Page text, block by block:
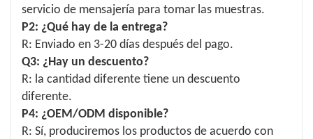
servicio de mensajería para tomar las muestras.
P2: ¿Qué hay de la entrega?
R: Enviado en 3-20 días después del pago.
Q3: ¿Hay un descuento?
R: la cantidad diferente tiene un descuento
diferente.
P4: ¿OEM/ODM disponible?
R: Sí, produciremos los productos de acuerdo con